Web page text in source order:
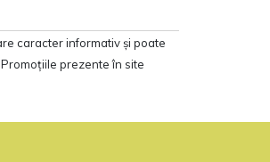
caracter informativ şi poate
prezente în site